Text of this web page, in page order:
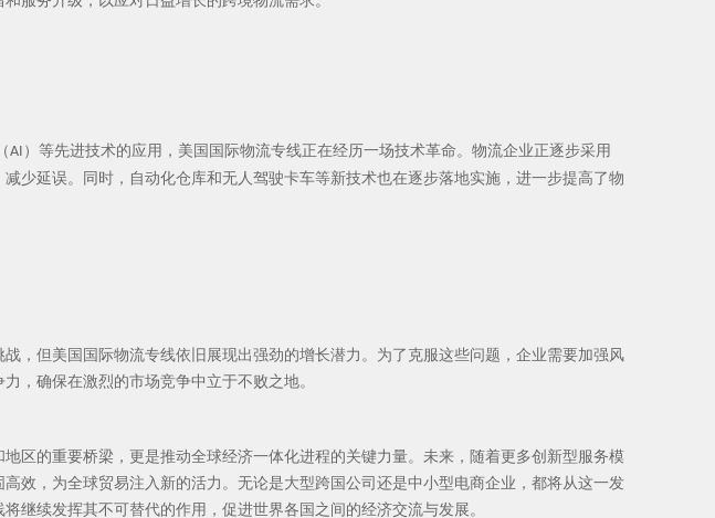
AI ）等先进技术的应用，美国国际物流专线正在经历一场技术革命。物流企业正逐步采用
少延误。同时，自动化仓库和无人驾驶卡车等新技术也在逐步落地实施，进一步提高了物
，但美国国际物流专线依旧展现出强劲的增长潜力。为了克服这些问题，企业需要加强风
，确保在激烈的市场竞争中立于不败之地。
区的重要桥梁，更是推动全球经济一体化进程的关键力量。未来，随着更多创新型服务模
效，为全球贸易注入新的活力。无论是大型跨国公司还是中小型电商企业，都将从这一发
继续发挥其不可替代的作用，促进世界各国之间的经济交流与发展。